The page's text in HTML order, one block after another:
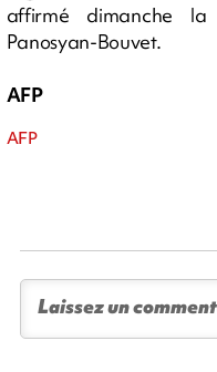
affirmé dimanche
Panosyan-Bouvet.
AFP
AFP